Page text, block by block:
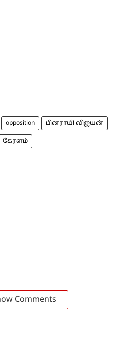
opposition பினராயி விஜயன்
கேரளம்
Comments